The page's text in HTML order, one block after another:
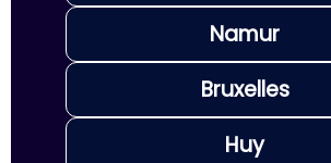
Namur
Bruxelles
Huy